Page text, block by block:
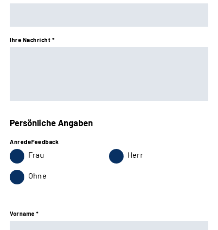
Ihre Nachricht *
Persönliche Angaben
AnredeFeedback
Frau Herr
Ohne
Vorname *